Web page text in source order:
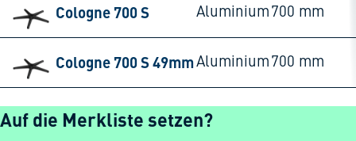
Cologne 700 S Aluminium 700 mm
Cologne 700 S 49mmAluminium 700 mm
Auf die Merkliste setzen?